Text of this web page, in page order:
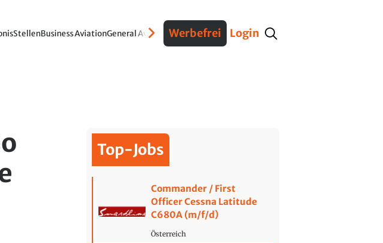
StellenBusiness AviationGeneral AviationVerteidigungInterviews Fracht
Werbefrei Login
Top-Jobs
Commander / First
Officer Cessna Latitude
C680A (m/f/d)
Österreich